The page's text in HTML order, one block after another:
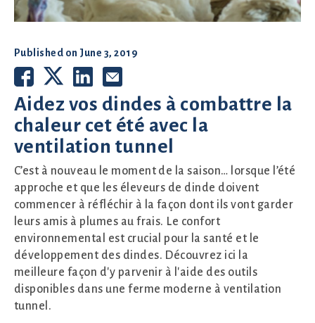
Published on June 3, 2019
Aidez vos dindes à combattre la
chaleur cet été avec la
ventilation tunnel
C’est à nouveau le moment de la saison… lorsque l’été
approche et que les éleveurs de dinde doivent
commencer à réfléchir à la façon dont ils vont garder
leurs amis à plumes au frais. Le confort
environnemental est crucial pour la santé et le
développement des dindes. Découvrez ici la
meilleure façon d'y parvenir à l'aide des outils
disponibles dans une ferme moderne à ventilation
tunnel.